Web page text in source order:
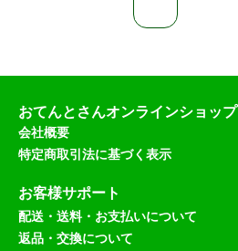
おてんとさんオンラインショップ
会社概要
特定商取引法に基づく表示
お客様サポート
配送・送料・お支払いについて
返品・交換について